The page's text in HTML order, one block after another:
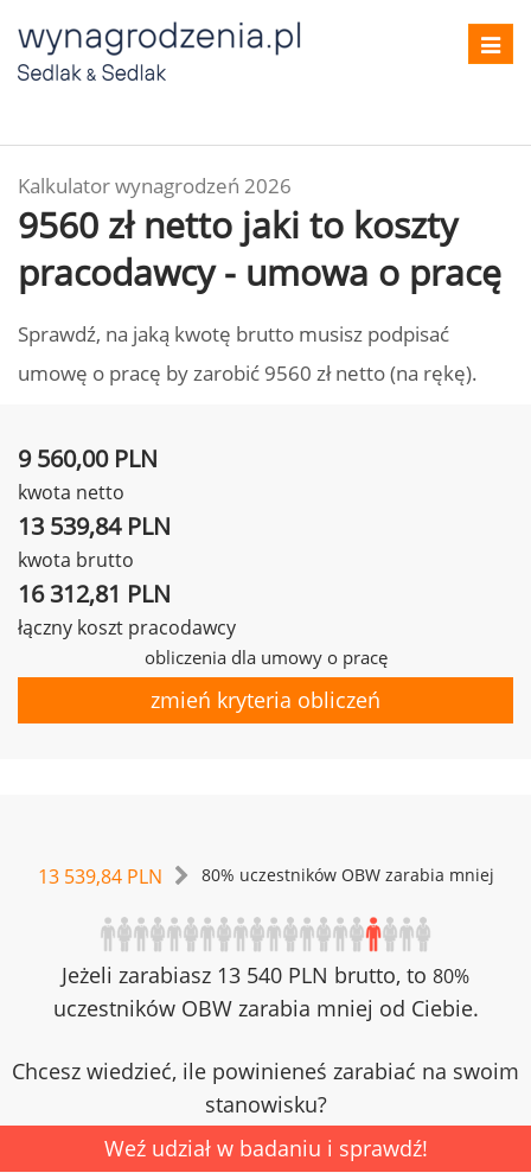
Kalkulator wynagrodzeń 2026
9560 zł netto jaki to koszty
pracodawcy - umowa o pracę
Sprawdź, na jaką kwotę brutto musisz podpisać
umowę o pracę by zarobić 9560 zł netto (na rękę).
9 560,00 PLN
kwota netto
13 539,84 PLN
kwota brutto
16 312,81 PLN
łączny koszt pracodawcy
obliczenia dla umowy o pracę
zmień kryteria obliczeń
13 539,84 PLN 80% uczestników OBW zarabia mniej
Jeżeli zarabiasz 13 540 PLN brutto, to 80%
uczestników OBW zarabia mniej od Ciebie.
Chcesz wiedzieć, ile powinieneś zarabiać na swoim
stanowisku?
Weź udział w badaniu i sprawdź!